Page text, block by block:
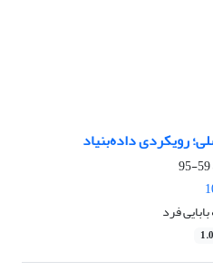
رویکردی داده‌بنیاد
59-95
فرد